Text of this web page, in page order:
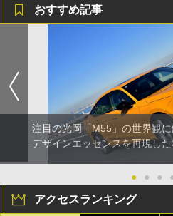
おすすめ記事
注目の光岡「M55」の世界観
デザインエッセンスを再現し
● ● ●
アクセスランキング